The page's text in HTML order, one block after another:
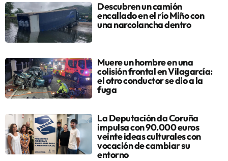
Descubren un camión
encallado en el río Miño con
una narcolancha dentro
Muere un hombre en una
colisión frontal en Vilagarcía:
el otro conductor se dio a la
fuga
La Deputación da Coruña
impulsa con 90.000 euros
veinte ideas culturales con
vocación de cambiar su
entorno